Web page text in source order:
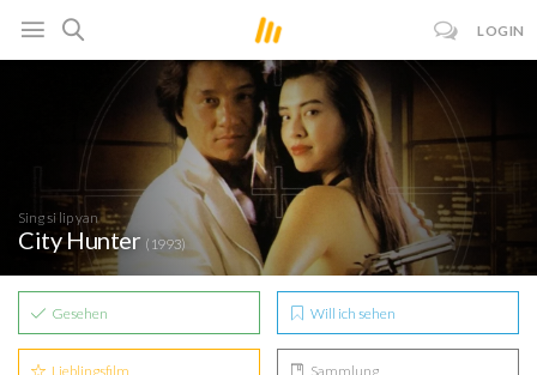
LOGIN
Sing si lip yan
City Hunter (1993)
Gesehen Will ich sehen
Lieblingsfilm Sammlung